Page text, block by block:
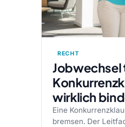
RECHT
Jobwechsel
wirklich
Eine
bremsen. Der